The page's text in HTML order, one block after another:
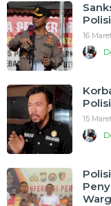
16
15